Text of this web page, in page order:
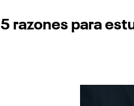
5 razones para